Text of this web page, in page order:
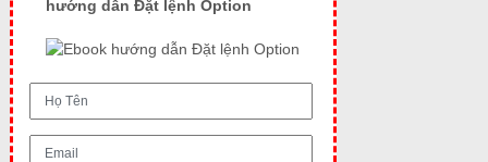
hướng dẫn Đặt lệnh Option